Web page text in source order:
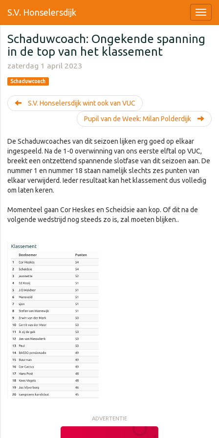
S.V. Honselersdijk
Schaduwcoach: Ongekende spanning
in de top van het klassement
zaterdag 1 april 2023
Schaduwcoach
S.V. Honselersdijk wint ook van VUC
Pupil van de Week: Milan Polderdijk
De Schaduwcoaches van dit seizoen lijken erg goed op elkaar
ingespeeld. Na de 1-0 overwinning van ons eerste elftal op VUC,
breekt een ontzettend spannende slotfase van dit seizoen aan. De
nummer 1 en nummer 18 staan namelijk slechts zes punten van
elkaar verwijderd. Ieder resultaat kan het klassement dus volledig
om laten keren.
Momenteel gaan Cor Heskes en Scheidsie aan kop. Of dit na de
volgende wedstrijd nog steeds zo is, zal moeten blijken..
ADVERTENTIE